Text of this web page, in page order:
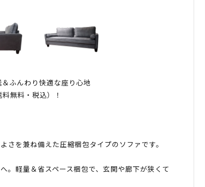
ふんわり快適な座り心地
無料・税込）！
さを兼ね備えた圧縮梱包タイプのソファです。
。軽量＆省スペース梱包で、玄関や廊下が狭くて